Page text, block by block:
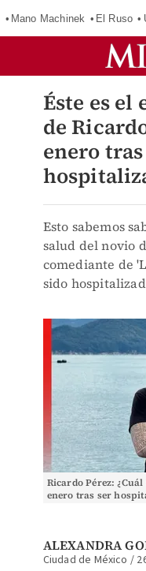
Mano Machinek El Ruso
Éste es el
de
enero
Esto sabemos
salud del novio
comediante de
sido
Ricardo Pérez:
enero tras ser
ALEXANDRA
Ciudad de México /